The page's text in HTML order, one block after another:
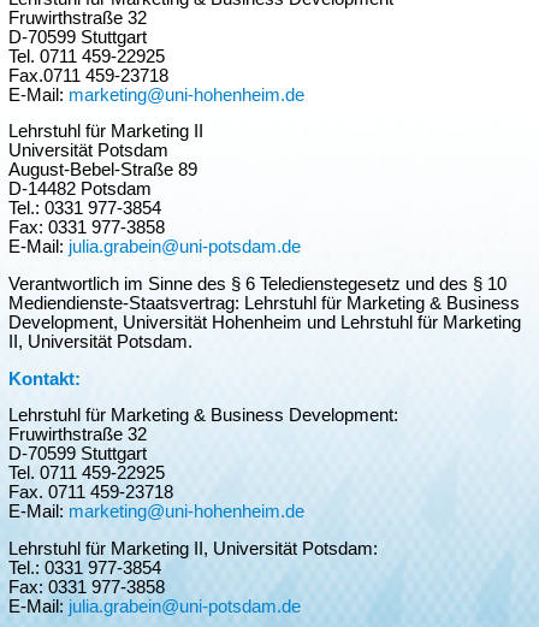
Fruwirthstraße 32
D-70599 Stuttgart
Tel. 0711 459-22925
Fax.0711 459-23718
E-Mail: marketing@uni-hohenheim.de
Lehrstuhl für Marketing II
Universität Potsdam
August-Bebel-Straße 89
D-14482 Potsdam
Tel.: 0331 977-3854
Fax: 0331 977-3858
E-Mail: julia.grabein@uni-potsdam.de
Verantwortlich im Sinne des § 6 Teledienstegesetz und des § 10
Mediendienste-Staatsvertrag: Lehrstuhl für Marketing & Business
Development, Universität Hohenheim und Lehrstuhl für Marketing
II, Universität Potsdam.
Kontakt:
Lehrstuhl für Marketing & Business Development:
Fruwirthstraße 32
D-70599 Stuttgart
Tel. 0711 459-22925
Fax. 0711 459-23718
E-Mail: marketing@uni-hohenheim.de
Lehrstuhl für Marketing II, Universität Potsdam:
Tel.: 0331 977-3854
Fax: 0331 977-3858
E-Mail: julia.grabein@uni-potsdam.de